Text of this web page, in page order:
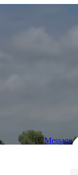
Message